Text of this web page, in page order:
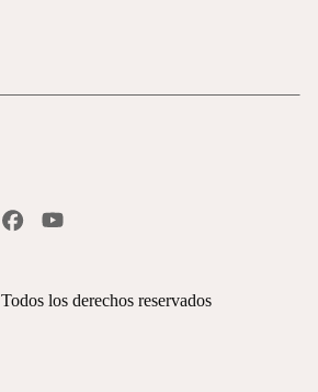
Todos los derechos reservados